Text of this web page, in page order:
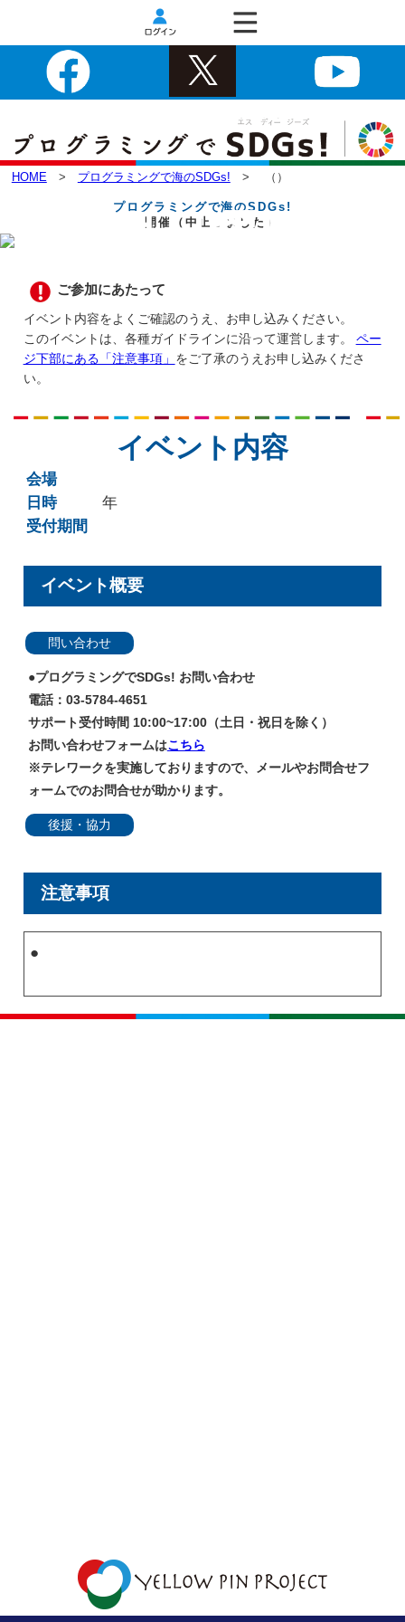
HOME > プログラミングで海のSDGs! > （）
プログラミングで海のSDGs!
開催（中止しました）
ご参加にあたって
イベント内容をよくご確認のうえ、お申し込みください。
このイベントは、各種ガイドラインに沿って運営します。 ペー
ジ下部にある「注意事項」 をご了承のうえお申し込みくださ
い。
イベント内容
会場
日時
年
受付期間
イベント概要
問い合わせ
●プログラミングでSDGs! お問い合わせ
電話：03-5784-4651
サポート受付時間 10:00~17:00（土日・祝日を除く）
お問い合わせフォームはこちら
※テレワークを実施しておりますので、メールやお問合せフ
ォームでのお問合せが助かります。
後援・協力
注意事項
●